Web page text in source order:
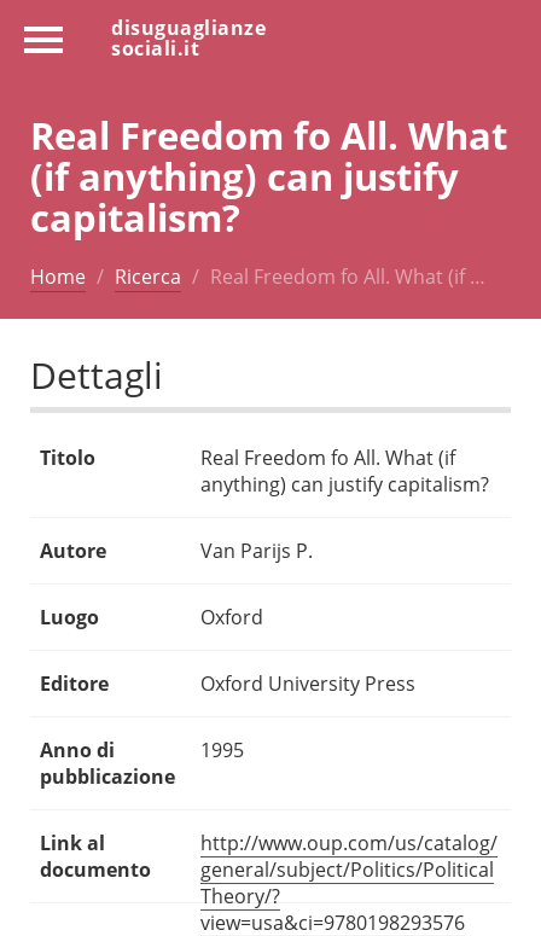
disuguaglianze
sociali.it
Real Freedom fo All. What
(if anything) can justify
capitalism?
Home Ricerca Real Freedom fo All. What (if …
Dettagli
Titolo
Real Freedom fo All. What (if
anything) can justify capitalism?
Autore Van Parijs P.
Luogo Oxford
Editore Oxford University Press
Anno di
pubblicazione
1995
Link al
documento
http://www.oup.com/us/catalog/
general/subject/Politics/Political
Theory/?
view=usa&ci=9780198293576